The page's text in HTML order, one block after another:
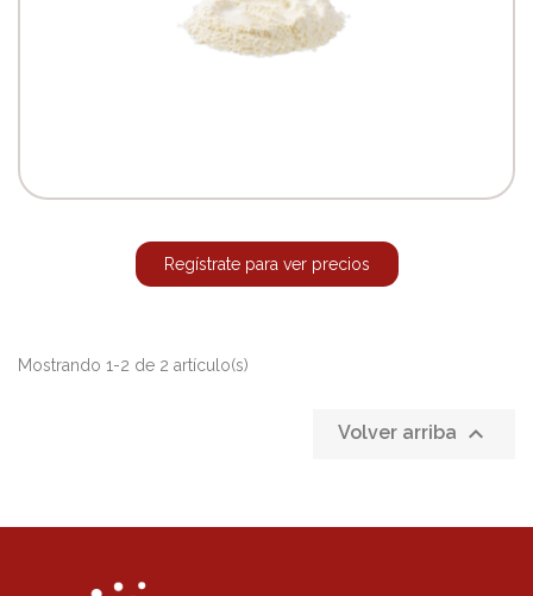
Regístrate para ver precios
Mostrando 1-2 de 2 artículo(s)
Volver arriba 